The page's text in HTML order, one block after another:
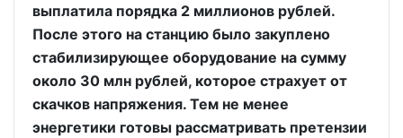
выплатила порядка 2 миллионов рублей.
После этого на станцию было закуплено
стабилизирующее оборудование на сумму
около 30 млн рублей, которое страхует от
скачков напряжения. Тем не менее
энергетики готовы рассматривать претензии